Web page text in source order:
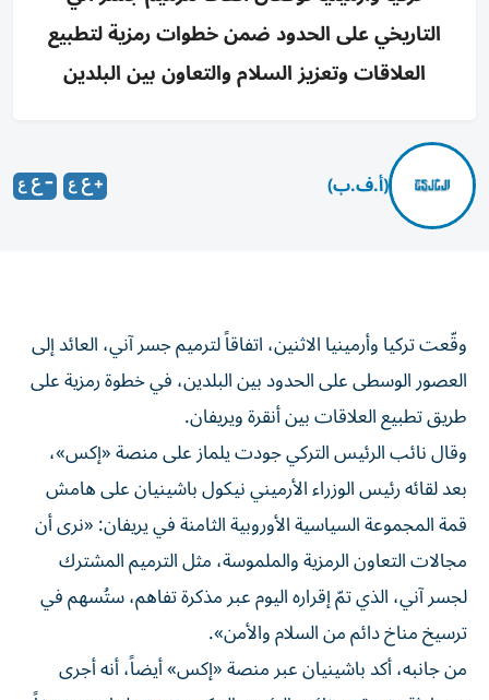
التاريخي على الحدود ضمن خطوات رمزية لتطبيع
العلاقات وتعزيز السلام والتعاون بين البلدين
(أ.ف.ب)
وقّعت تركيا وأرمينيا الاثنين، اتفاقاً لترميم جسر آني، العائد إلى
العصور الوسطى على الحدود بين البلدين، في خطوة رمزية على
طريق تطبيع العلاقات بين أنقرة ويريفان.
وقال نائب الرئيس التركي جودت يلماز على منصة «إكس»،
بعد لقائه رئيس الوزراء الأرميني نيكول باشينيان على هامش
قمة المجموعة السياسية الأوروبية الثامنة في يريفان: «نرى أن
مجالات التعاون الرمزية والملموسة، مثل الترميم المشترك
لجسر آني، الذي تمّ إقراره اليوم عبر مذكرة تفاهم، ستُسهم في
ترسيخ مناخ دائم من السلام والأمن».
من جانبه، أكد باشينيان عبر منصة «إكس» أيضاً، أنه أجرى